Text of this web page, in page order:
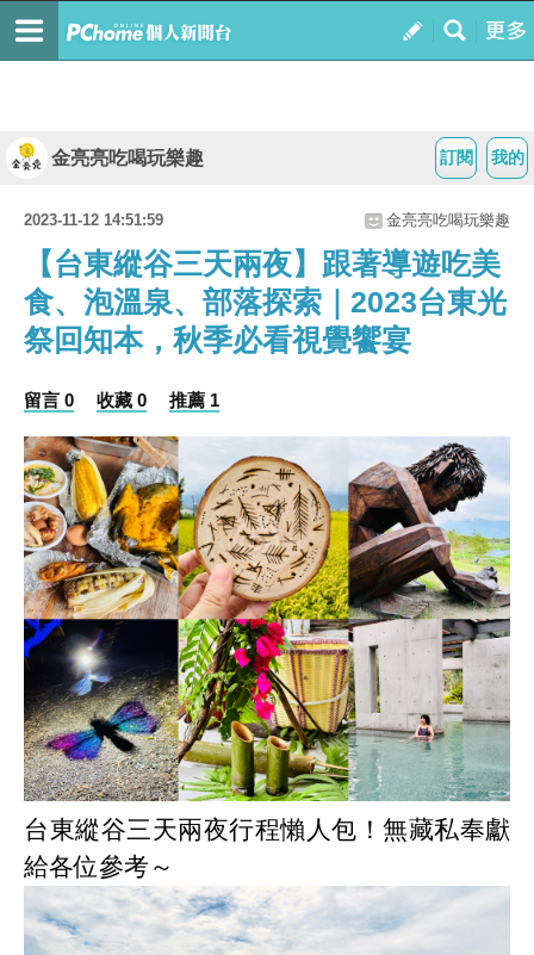
我的
訂閱
金亮亮吃喝玩樂趣
2023-11-12 14:51:59 金亮亮吃喝玩樂趣
【台東縱谷三天兩夜】跟著導遊吃美
食、泡溫泉、部落探索｜2023台東光
祭回知本，秋季必看視覺饗宴
留言 0 收藏 0 推薦 1
台東縱谷三天兩夜行程懶人包！無藏私奉獻
給各位參考～